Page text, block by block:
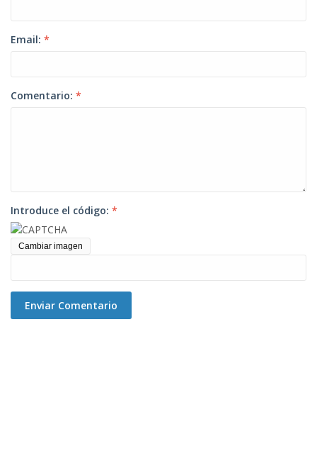
Email: *
Comentario: *
Introduce el código: *
Cambiar imagen
Enviar Comentario